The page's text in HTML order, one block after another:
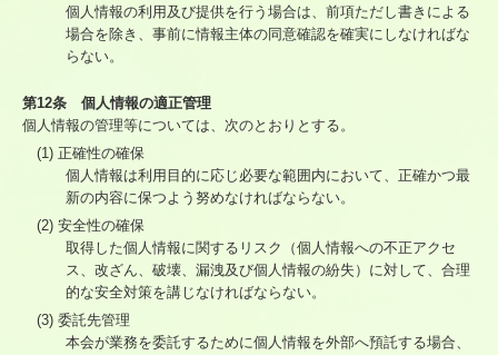
個人情報の利用及び提供を行う場合は、前項ただし書きによる
場合を除き、事前に情報主体の同意確認を確実にしなければな
らない。
第12条 個人情報の適正管理
個人情報の管理等については、次のとおりとする。
(1) 正確性の確保
個人情報は利用目的に応じ必要な範囲内において、正確かつ最
新の内容に保つよう努めなければならない。
(2) 安全性の確保
取得した個人情報に関するリスク（個人情報への不正アクセ
ス、改ざん、破壊、漏洩及び個人情報の紛失）に対して、合理
的な安全対策を講じなければならない。
(3) 委託先管理
本会が業務を委託するために個人情報を外部へ預託する場合、